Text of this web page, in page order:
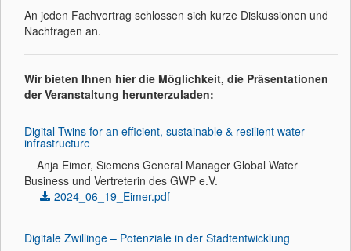
An jeden Fachvortrag schlossen sich kurze Diskussionen und
Nachfragen an.
Wir bieten Ihnen hier die Möglichkeit, die Präsentationen
der Veranstaltung herunterzuladen:
Digital Twins for an efficient, sustainable & resilient water
infrastructure
Anja Eimer, Siemens General Manager Global Water
Business und Vertreterin des GWP e.V.
2024_06_19_Eimer.pdf
Digitale Zwillinge – Potenziale in der Stadtentwicklung